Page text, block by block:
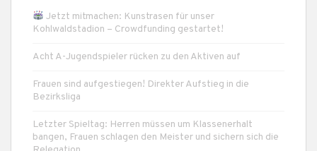
Jetzt mitmachen: Kunstrasen für unser
Kohlwaldstadion – Crowdfunding gestartet!
Acht A-Jugendspieler rücken zu den Aktiven auf
Frauen sind aufgestiegen! Direkter Aufstieg in die
Bezirksliga
Letzter Spieltag: Herren müssen um Klassenerhalt
bangen, Frauen schlagen den Meister und sichern sich die